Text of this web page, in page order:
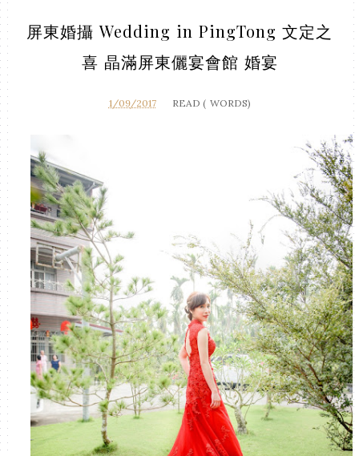
屏東婚攝 Wedding in PingTong 文定之
喜 晶滿屏東儷宴會館 婚宴
1/09/2017 READ ( WORDS)